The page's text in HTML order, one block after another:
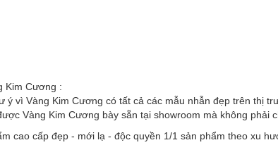
Kim Cương :
vì Vàng Kim Cương có tất cả các mẫu nhẫn đẹp trên thị
Vàng Kim Cương bày sẵn tại showroom mà không phải
cao cấp đẹp - mới lạ - độc quyền 1/1 sản phẩm theo xu